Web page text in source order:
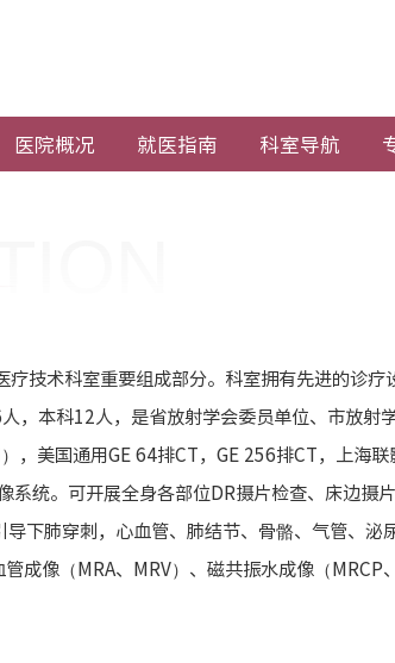
医院概况 就医指南 科室导航
技术科室重要组成部分。科室拥有先进的诊
，本科12人，是省放射学会委员单位、市
，美国通用GE 64排CT，GE 256排CT，上海
系统。可开展全身各部位DR摄片检查、床边
下肺穿刺，心血管、肺结节、骨骼、气管、
成像（MRA、MRV）、磁共振水成像（MRCP